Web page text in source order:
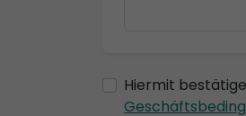
Hiermit